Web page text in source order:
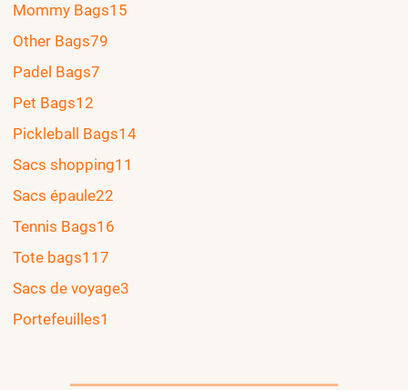
Mommy Bags15
Other Bags79
Padel Bags7
Pet Bags12
Pickleball Bags14
Sacs shopping11
Sacs épaule22
Tennis Bags16
Tote bags117
Sacs de voyage3
Portefeuilles1